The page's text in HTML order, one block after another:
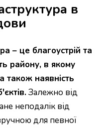
в
– це благоустрій та
району, в якому
також наявність
Залежно від
неподалік від
для певної